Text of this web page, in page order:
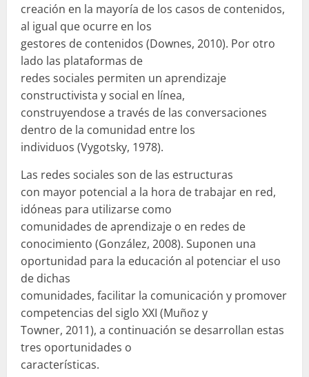
creación en la mayoría de los casos de contenidos,
al igual que ocurre en los
gestores de contenidos (Downes, 2010). Por otro
lado las plataformas de
redes sociales permiten un aprendizaje
constructivista y social en línea,
construyendose a través de las conversaciones
dentro de la comunidad entre los
individuos (Vygotsky, 1978).
Las redes sociales son de las estructuras
con mayor potencial a la hora de trabajar en red,
idóneas para utilizarse como
comunidades de aprendizaje o en redes de
conocimiento (González, 2008). Suponen una
oportunidad para la educación al potenciar el uso
de dichas
comunidades, facilitar la comunicación y promover
competencias del siglo XXI (Muñoz y
Towner, 2011), a continuación se desarrollan estas
tres oportunidades o
características.